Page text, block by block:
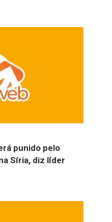
punido pelo
Síria, diz líder